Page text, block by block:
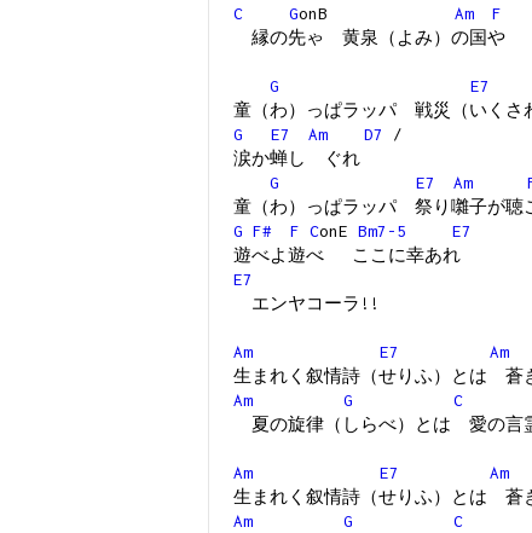
C
GonB Am
F
縁の先ゃ 黄泉（よみ）の国や
G E7
童（わ）っぱラッパ 戦災（いくさ
G
E7 Am D7
/
涙か蝉し ぐれ
G
E7 Am
童（わ）っぱラッパ 祭り囃子が聴
G F# F ConE Bm7-5
E7
遊べよ遊べ ここに幸あれ
E7
エンヤコーラ!!
Am E7 Am
生まれく叙情詩（せりふ）とは 蒼
Am
G C
夏の旋律（しらべ）とは 愛の言
Am E7 Am
生まれく叙情詩（せりふ）とは 蒼
Am
G C